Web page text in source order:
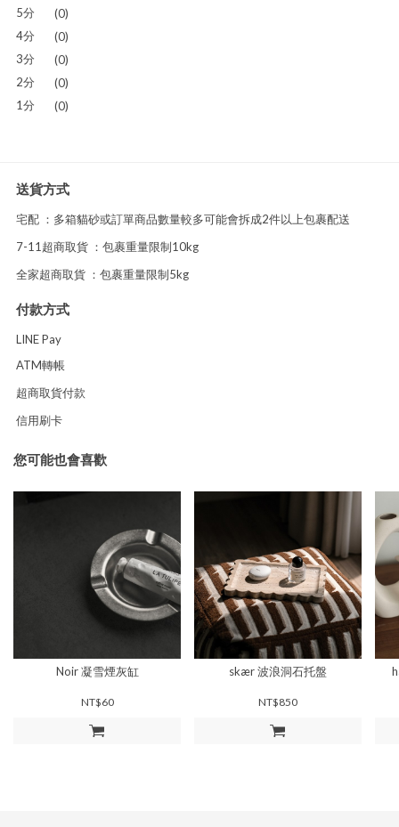
5分
(0)
4分
(0)
3分
(0)
2分
(0)
1分
(0)
送貨方式
宅配 ：多箱貓砂或訂單商品數量較多可能會拆成2件以上包裹配送
7-11超商取貨 ：包裹重量限制10kg
全家超商取貨 ：包裹重量限制5kg
付款方式
LINE Pay
ATM轉帳
超商取貨付款
信用刷卡
您可能也會喜歡
加入購物車
Noir 凝雪煙灰缸
NT$60
加入購物車
skær 波浪洞石托盤
NT$850